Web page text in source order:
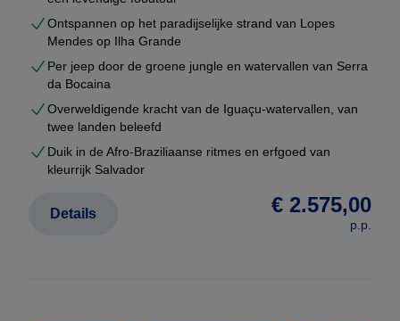
Ontspannen op het paradijselijke strand van Lopes
Mendes op Ilha Grande
Per jeep door de groene jungle en watervallen van Serra
da Bocaina
Overweldigende kracht van de Iguaçu-watervallen, van
twee landen beleefd
Duik in de Afro-Braziliaanse ritmes en erfgoed van
kleurrijk Salvador
€ 2.575,00
p.p.
Details